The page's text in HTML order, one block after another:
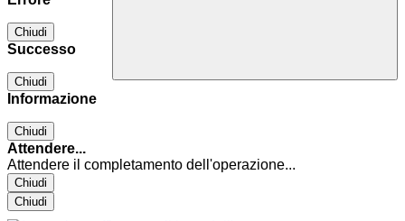
Chiudi
Successo
Chiudi
Informazione
Chiudi
Attendere...
Attendere il completamento dell'operazione...
Chiudi
Chiudi